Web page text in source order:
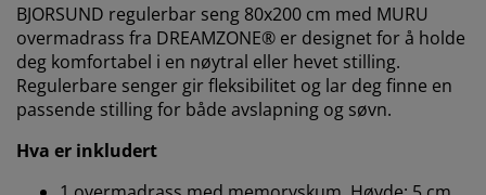
BJORSUND regulerbar seng 80x200 cm med MURU
overmadrass fra DREAMZONE® er designet for å holde
deg komfortabel i en nøytral eller hevet stilling.
Regulerbare senger gir fleksibilitet og lar deg finne en
passende stilling for både avslapning og søvn.
Hva er inkludert